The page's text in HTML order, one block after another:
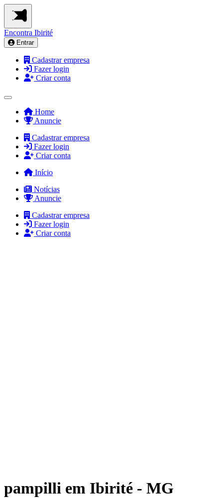
Encontra Ibirité
Entrar
Cadastrar empresa
Fazer login
Criar conta
Home
Anuncie
Cadastrar empresa
Fazer login
Criar conta
Início
Notícias
Anuncie
Cadastrar empresa
Fazer login
Criar conta
pampilli em Ibirité - MG